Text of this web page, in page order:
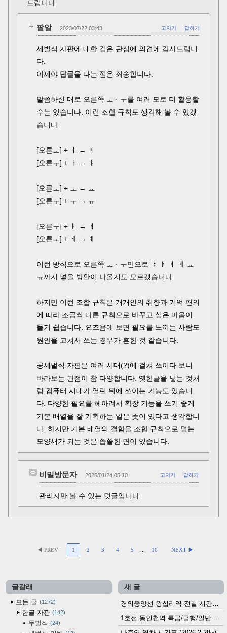
드립니다.
팥알 2023/07/22 03:43 고치기 답하기
세벌식 자판에 대한 깊은 관심에 의견에 감사드립니
다.
이제야 답글을 다는 점은 죄송합니다.
말씀하신 대로 오른쪽 ㅗ · ㅜ를 여러 모로 더 활용할
수는 있습니다. 이런 조합 규칙도 생각해 볼 수 있겠
습니다.
[오른ㅗ] + ㅓ → ㅕ
[오른ㅜ] + ㅏ → ㅑ
[오른ㅗ] + ㅗ → ㅛ
[오른ㅜ] + ㅜ → ㅠ
[오른ㅜ] + ㅐ → ㅒ
[오른ㅗ] + ㅔ → ㅖ
이런 방식으로 오른쪽 ㅗ · ㅜ만으로 ㅑ ㅒ ㅕ ㅖ ㅛ
ㅠ까지 넣을 방안이 나올지도 모르겠습니다.
하지만 이런 조합 규칙은 개개인의 취향과 기억 편의
에 따라 조금씩 다른 규칙으로 바꾸고 싶은 마음이
들기 쉽습니다. 요즈음에 보면 필요를 느끼는 사람도
원안을 고쳐서 쓰는 경우가 흔한 것 같습니다.
공세벌식 자판은 여러 시대(?)에 걸쳐 쓰이다 보니
바라보는 관점이 참 다양합니다. 옛한글을 넣는 것처
럼 컴퓨터 시대가 열린 뒤에 쓰이는 기능도 있습니
다. 다양한 필요를 헤아려서 확장 기능을 쓰기 좋게
기본 배열을 잘 기획하는 일은 뜻이 있다고 생각합니
다. 하지만 기본 배열의 결함을 조합 규칙으로 덮는
모양새가 되는 것은 씁쓸한 면이 있습니다.
비밀방문자 2025/01/24 05:10 고치기 답하기
관리자만 볼 수 있는 덧글입니다.
◀ PREV 1 2 3 4 5 10 NEXT ▶
글갈래
모든 글
1272
한글 자판 142
두벌식 24
새 글
경의중앙선 왕십리역 전철 시간표 (2026.4.20~)
1호선 동인천역 특급/급행/일반 전철 시간표 (2026.2.28~)